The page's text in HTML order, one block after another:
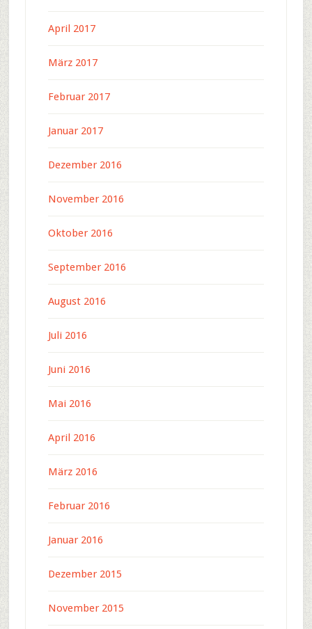
April 2017
März 2017
Februar 2017
Januar 2017
Dezember 2016
November 2016
Oktober 2016
September 2016
August 2016
Juli 2016
Juni 2016
Mai 2016
April 2016
März 2016
Februar 2016
Januar 2016
Dezember 2015
November 2015